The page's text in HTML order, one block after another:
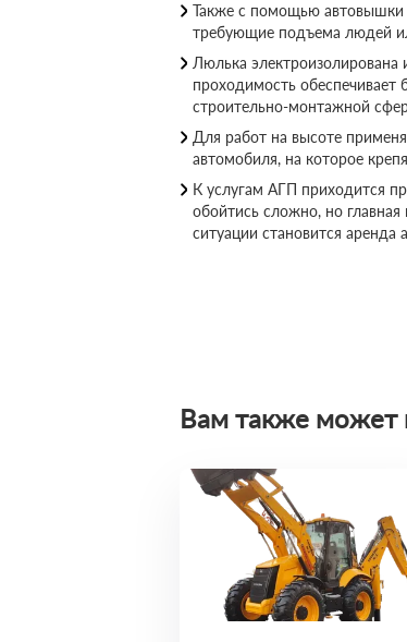
Также с помощью автовышки
требующие подъема людей
Люлька электроизолирована
проходимость
строительно-монтажной
Для работ на высоте
автомобиля, на которое
К услугам АГП приходится
обойтись сложно, но
ситуации становится
Вам также может